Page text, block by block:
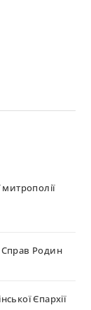
Справ Родин
Єпархії